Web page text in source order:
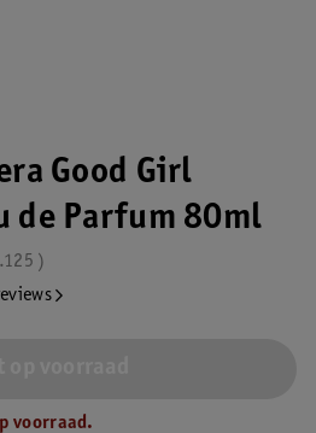
Good Girl
de Parfum 80ml
voorraad.